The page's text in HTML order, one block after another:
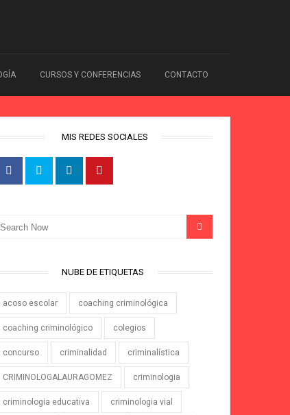
CURSOS Y CONFERENCIAS CONTACTO
MIS REDES SOCIALES
NUBE DE ETIQUETAS
acoso escolar coaching criminológica
coaching criminológico colegios
concurso criminalidad criminalística
CRIMINOLOGALAURAGOMEZ criminologia
criminologia educativa criminologia vial